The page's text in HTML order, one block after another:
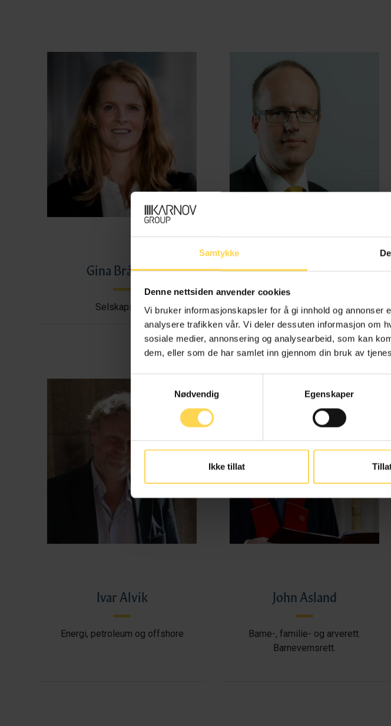
Samtykke
Denne nettsiden anvender cookies
Vi bruker informasjonskapsler for å gi innhold og
analysere trafikken vår. Vi deler dessuten informasjon om
sosiale medier, annonsering og analysearbeid, som kan
dem, eller som de har samlet inn gjennom din bruk av
Samtykkevalg
Nødvendig
Egenskaper
Ikke tillat
Gina Bråthen
Selskapsrett
Harald Benestad Anderssen
Avtale-, kontrakts- og boligrett
Ivar Alvik
Energi, petroleum og offshore
John Asland
Barne-, familie- og arverett.
Barnevernsrett.